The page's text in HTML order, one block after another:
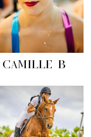
CAMILLE B